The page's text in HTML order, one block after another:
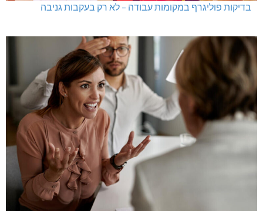
בדיקות פוליגרף במקומות עבודה – לא רק בעקבות גניבה